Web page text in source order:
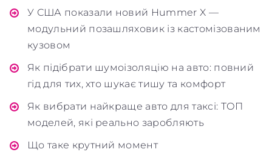
У США показали новий Hummer X —
модульний позашляховик із кастомізованим
кузовом
Як підібрати шумоізоляцію на авто: повний
гід для тих, хто шукає тишу та комфорт
Як вибрати найкраще авто для таксі: ТОП
моделей, які реально заробляють
Що таке крутний момент
Обкладинка